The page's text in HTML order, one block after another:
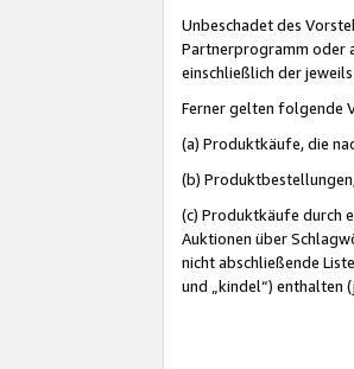
Unbeschadet des
Partnerprogramm oder
einschließlich der
Ferner gelten folgende
(a) Produktkäufe, die
(b)
(c) Produktkäufe durch
Auktionen über
nicht abschließende
und „kindel“) enthalten